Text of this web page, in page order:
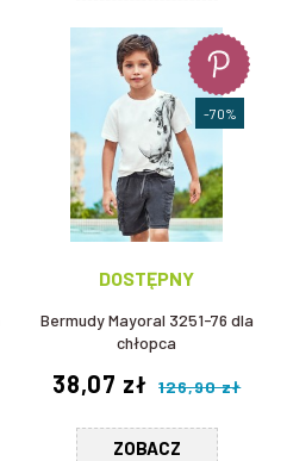
DOSTĘPNY
Bermudy Mayoral 3251-76 dla
chłopca
38,07 zł 126,90 zł
ZOBACZ
-70%